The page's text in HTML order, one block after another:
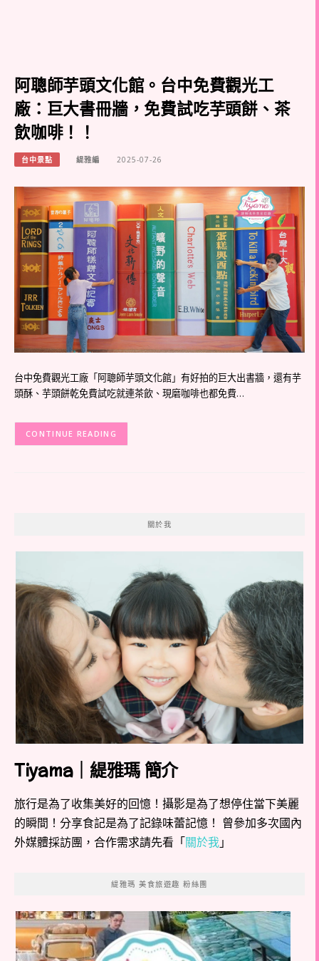
阿聰師芋頭文化館。台中免費觀光工
廠：巨大書冊牆，免費試吃芋頭餅、茶
飲咖啡！！
台中景點 緹雅編 2025-07-26
台中免費觀光工廠「阿聰師芋頭文化館」有好拍的巨大出書牆，還有芋
頭酥、芋頭餅乾免費試吃就連茶飲、現磨咖啡也都免費…
CONTINUE READING
關於我
Tiyama｜緹雅瑪 簡介
旅行是為了收集美好的回憶！攝影是為了想停住當下美麗
的瞬間！分享食記是為了記錄味蕾記憶！ 曾參加多次國內
外媒體採訪團，合作需求請先看「關於我」
緹雅瑪 美食旅遊趣 粉絲團